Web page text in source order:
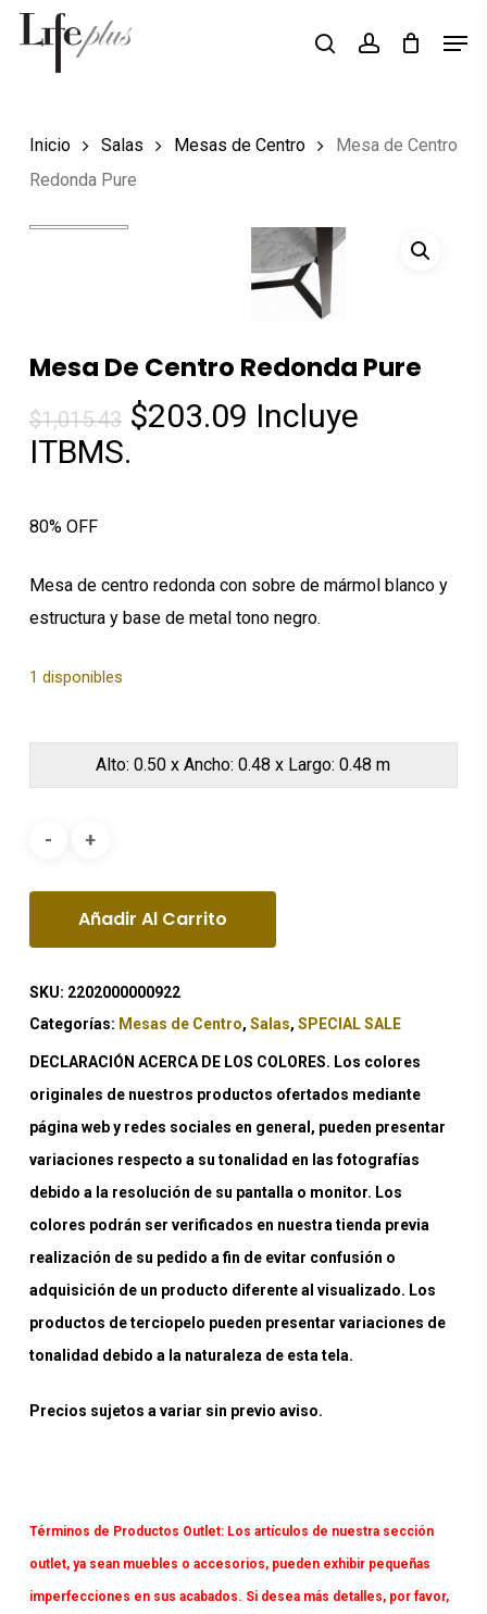
Skip
Búsqueda
productos
searchaccount
Inicio Salas Mesas de Centro
Mesa de Centro
Redonda Pure
Mesa De Centro Redonda Pure
$1,015.43 El
$203.09 El
Incluye
ITBMS.
80% OFF
Mesa de centro redonda con sobre de mármol blanco y
estructura y base de metal tono negro.
1 disponibles
Alto: 0.50 x Ancho: 0.48 x Largo: 0.48 m
Añadir Al Carrito
SKU: 2202000000922
Categorías: Mesas de Centro, Salas, SPECIAL SALE
DECLARACIÓN ACERCA DE LOS COLORES. Los colores
originales de nuestros productos ofertados mediante
página web y redes sociales en general, pueden presentar
variaciones respecto a su tonalidad en las fotografías
debido a la resolución de su pantalla o monitor. Los
colores podrán ser verificados en nuestra tienda previa
realización de su pedido a fin de evitar confusión o
adquisición de un producto diferente al visualizado. Los
productos de terciopelo pueden presentar variaciones de
tonalidad debido a la naturaleza de esta tela.
Precios sujetos a variar sin previo aviso.
Términos de Productos Outlet:Los artículos de nuestra sección
outlet, ya sean muebles o accesorios, pueden exhibir pequeñas
imperfecciones en sus acabados. Si desea más detalles, por favor,